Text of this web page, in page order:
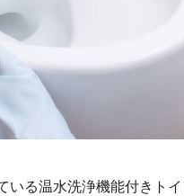
いる温水洗浄機能付きト